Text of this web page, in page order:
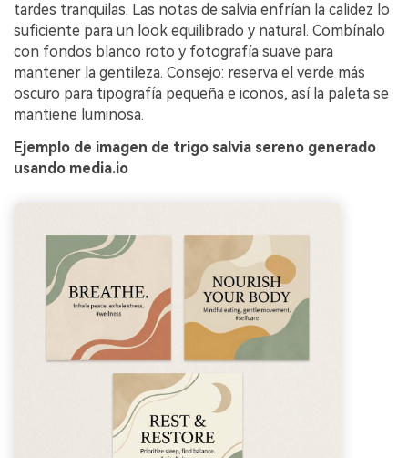
tardes tranquilas. Las notas de salvia enfrían la calidez lo
suficiente para un look equilibrado y natural. Combínalo
con fondos blanco roto y fotografía suave para
mantener la gentileza. Consejo: reserva el verde más
oscuro para tipografía pequeña e iconos, así la paleta se
mantiene luminosa.
Ejemplo de imagen de trigo salvia sereno generado
usando media.io